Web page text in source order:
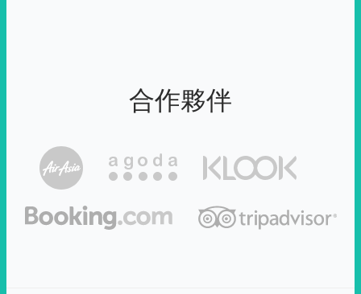
合作夥伴